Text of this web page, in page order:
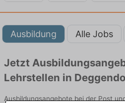
Ausbildung Alle Jobs
Jetzt
Lehrstellen in
Ausbildungsangebote bei der Post